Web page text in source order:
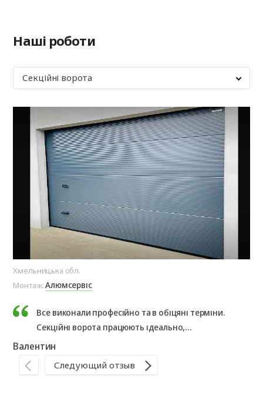
Наші роботи
Секційні ворота
Хмельницька обл.
Монтаж:Алюмсервіс
Все виконали професійно та в обіцяні терміни.
Секційні ворота працюють ідеально,
рекомендуємо!
Валентин
Следующий отзыв